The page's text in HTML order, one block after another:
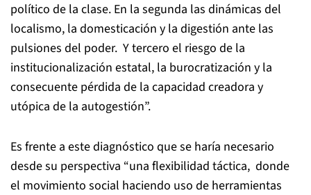
político de la clase. En la segunda las dinámicas del
localismo, la domesticación y la digestión ante las
pulsiones del poder. Y tercero el riesgo de la
institucionalización estatal, la burocratización y la
consecuente pérdida de la capacidad creadora y
utópica de la autogestión”.
Es frente a este diagnóstico que se haría necesario
desde su perspectiva “una flexibilidad táctica, donde
el movimiento social haciendo uso de herramientas